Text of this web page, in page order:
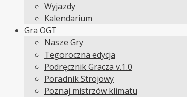
Wyjazdy
Kalendarium
Gra OGT
Nasze Gry
Tegoroczna edycja
Podręcznik Gracza v.1.0
Poradnik Strojowy
Poznaj mistrzów klimatu